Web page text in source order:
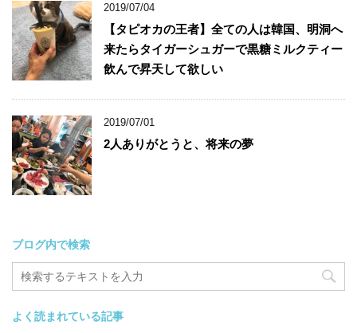
2019/07/04
【タピオカの王者】全ての人は韓国、明洞へ
来たらタイガーシュガーで黒糖ミルクティー
飲んで昇天して欲しい
2019/07/01
2人ありがとうと、将来の夢
ブログ内で検索
よく読まれている記事